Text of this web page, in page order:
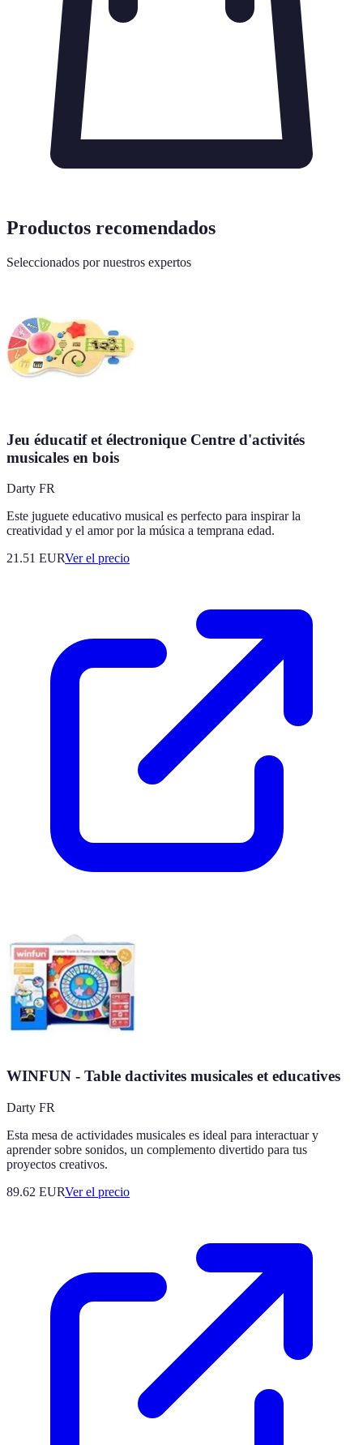
Productos recomendados
Seleccionados por nuestros expertos
Jeu éducatif et électronique Centre d'activités
musicales en bois
Darty FR
Este juguete educativo musical es perfecto para inspirar la
creatividad y el amor por la música a temprana edad.
21.51 EURVer el precio
WINFUN - Table dactivites musicales et educatives
Darty FR
Esta mesa de actividades musicales es ideal para interactuar y
aprender sobre sonidos, un complemento divertido para tus
proyectos creativos.
89.62 EURVer el precio